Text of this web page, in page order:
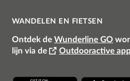
WANDELEN EN FIETSEN
Ontdek de Wunderline GO
lijn via de Outdooractive